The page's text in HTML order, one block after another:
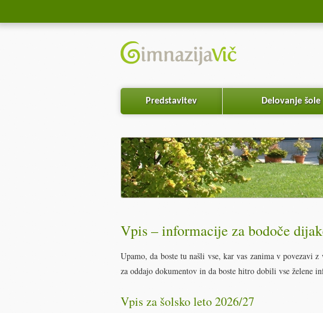
Predstavitev Delovanje šole
Vpis – informacije za bodoče
Upamo, da boste tu našli vse, kar vas zanima v
za oddajo dokumentov in da boste hitro dobili vse želene
Vpis za šolsko leto 2026/27